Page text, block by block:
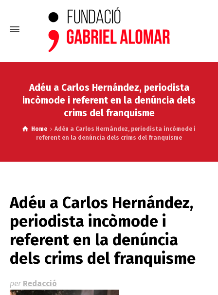
Adéu a Carlos Hernández, periodista
incòmode i referent en la denúncia dels
crims del franquisme
Home
Adéu a Carlos Hernández, periodista incòmode i
referent en la denúncia dels crims del franquisme
Adéu a Carlos Hernández,
periodista incòmode i
referent en la denúncia
dels crims del franquisme
per Redacció